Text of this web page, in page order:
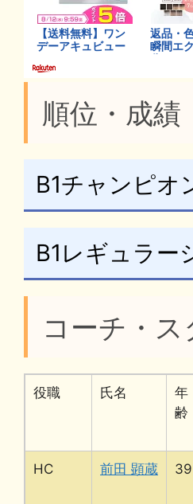
順位・成績
B1チャンピオ
B1レギュラー
コーチ・ス
役職 氏名
年
齢
HC 前田 顕蔵 39